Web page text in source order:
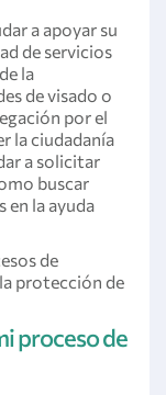
a apoyar su
de servicios
la
de visado o
por el
la ciudadanía
a solicitar
buscar
en la ayuda
de
protección de
proceso de